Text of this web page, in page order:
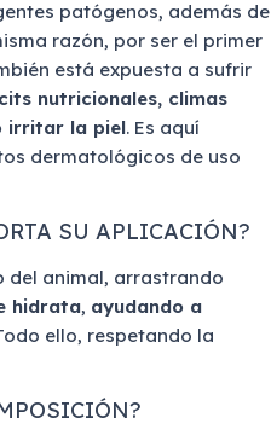
patógenos, además de
razón, por ser el primer
está expuesta a sufrir
nutricionales, climas
irritar la piel. Es aquí
dermatológicos de uso
SU APLICACIÓN?
del animal, arrastrando
hidrata, ayudando a
ello, respetando la